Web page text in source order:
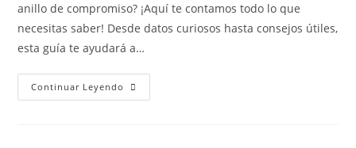
anillo de compromiso? ¡Aquí te contamos todo lo que
necesitas saber! Desde datos curiosos hasta consejos útiles,
esta guía te ayudará a…
Continuar Leyendo